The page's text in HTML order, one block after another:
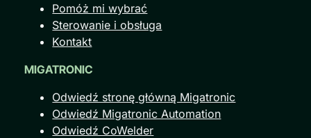
Pomóż mi wybrać
Sterowanie i obsługa
Kontakt
MIGATRONIC
Odwiedź stronę główną Migatronic
Odwiedź Migatronic Automation
Odwiedź CoWelder